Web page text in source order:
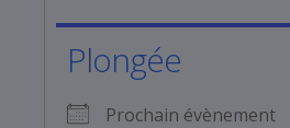
Plongée
Prochain évènement